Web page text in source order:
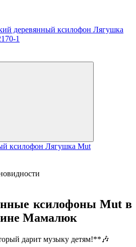
ксилофон Лягушка Mut
ксилофоны Mut в
Мамалюк
дарит музыку детям!**🎶